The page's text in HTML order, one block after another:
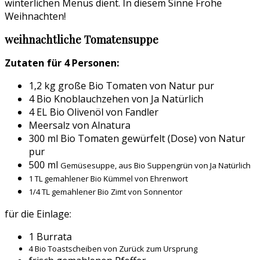
winterlichen Menüs dient. In diesem Sinne Frohe
Weihnachten!
weihnachtliche Tomatensuppe
Zutaten für 4 Personen:
1,2 kg große Bio Tomaten von Natur pur
4 Bio Knoblauchzehen von Ja Natürlich
4 EL Bio Olivenöl von Fandler
Meersalz von Alnatura
300 ml Bio Tomaten gewürfelt (Dose) von Natur
pur
500 ml Gemüsesuppe, aus Bio Suppengrün von Ja Natürlich
1 TL gemahlener Bio Kümmel von Ehrenwort
1/4 TL gemahlener Bio Zimt von Sonnentor
für die Einlage:
1 Burrata
4 Bio Toastscheiben von Zurück zum Ursprung